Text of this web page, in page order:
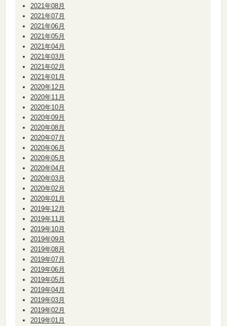
2021年08月
2021年07月
2021年06月
2021年05月
2021年04月
2021年03月
2021年02月
2021年01月
2020年12月
2020年11月
2020年10月
2020年09月
2020年08月
2020年07月
2020年06月
2020年05月
2020年04月
2020年03月
2020年02月
2020年01月
2019年12月
2019年11月
2019年10月
2019年09月
2019年08月
2019年07月
2019年06月
2019年05月
2019年04月
2019年03月
2019年02月
2019年01月